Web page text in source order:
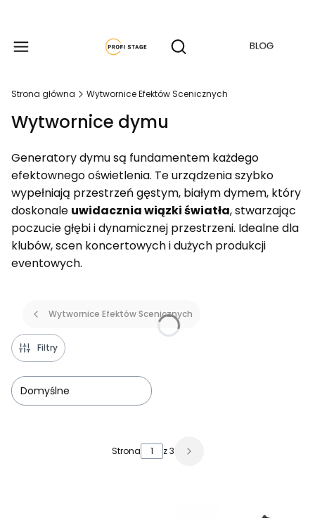
Otwórz wyszukiwarkę
Produkty w
Strona główna Wytwornice Efektów Scenicznych
Wytwornice dymu
Generatory dymu są fundamentem każdego
efektownego oświetlenia. Te urządzenia szybko
wypełniają przestrzeń gęstym, białym dymem, który
doskonale uwidacznia wiązki światła, stwarzając
poczucie głębi i dynamicznej przestrzeni. Idealne dla
klubów, scen koncertowych i dużych produkcji
eventowych.
Wytwornice Efektów Scenicznych
Filtry
Domyślne
Strona z 3